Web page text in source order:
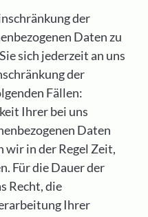
der
Daten zu
sich jederzeit an uns
der
Fällen:
Ihrer bei uns
Daten
wir in der Regel Zeit,
Für die Dauer der
Recht, die
Ihrer